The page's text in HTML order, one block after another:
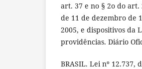
art. 37 e no § 2o do art.
de 11 de dezembro de
2005, e dispositivos da
providências. Diário
BRASIL. Lei nº 12.737,